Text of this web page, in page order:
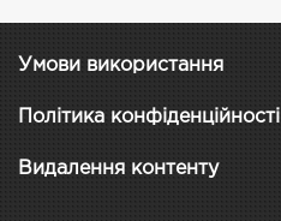
Умови використання
Політика конфіденційності
Видалення контенту